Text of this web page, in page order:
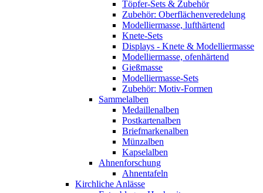
Töpfer-Sets & Zubehör
Zubehör: Oberflächenveredelung
Modelliermasse, lufthärtend
Knete-Sets
Displays - Knete & Modelliermasse
Modelliermasse, ofenhärtend
Gießmasse
Modelliermasse-Sets
Zubehör: Motiv-Formen
Sammelalben
Medaillenalben
Postkartenalben
Briefmarkenalben
Münzalben
Kapselalben
Ahnenforschung
Ahnentafeln
Kirchliche Anlässe